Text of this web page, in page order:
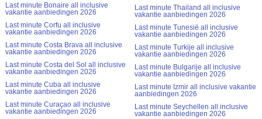
Last minute Bonaire all inclusive
vakantie aanbiedingen 2026
Last minute Corfu all inclusive
vakantie aanbiedingen 2026
Last minute Costa Brava all inclusive
vakantie aanbiedingen 2026
Last minute Costa del Sol all inclusive
vakantie aanbiedingen 2026
Last minute Cuba all inclusive
vakantie aanbiedingen 2026
Last minute Curaçao all inclusive
vakantie aanbiedingen 2026
Last minute Thailand all inclusive
vakantie aanbiedingen 2026
Last minute Tunesië all inclusive
vakantie aanbiedingen 2026
Last minute Turkije all inclusive
vakantie aanbiedingen 2026
Last minute Bulgarije all inclusive
vakantie aanbiedingen 2026
Last minute Izmir all inclusive vakantie
aanbiedingen 2026
Last minute Seychellen all inclusive
vakantie aanbiedingen 2026